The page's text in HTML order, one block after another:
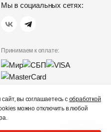
Мы в социальных сетях:
Принимаем к оплате:
Политика
конфиденциальности
вы соглашаетесь с обработкой
можно отключить в любой